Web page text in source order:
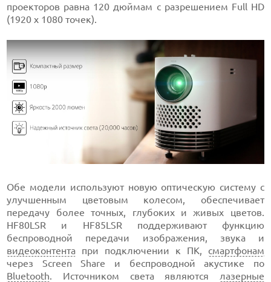
проекторов равна 120 дюймам с разрешением Full HD
(1920 x 1080 точек).
Обе модели используют новую оптическую систему c
улучшенным цветовым колесом, обеспечивает
передачу более точных, глубоких и живых цветов.
HF80LSR и HF85LSR поддерживают функцию
беспроводной передачи изображения, звука и
видеоконтента при подключении к ПК, смартфонам
через Screen Share и беспроводной акустике по
Bluetooth. Источником света являются лазерные